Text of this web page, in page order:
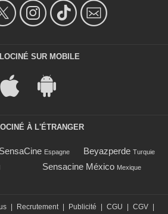
SUR MOBILE
À L'ÉTRANGER
SensaCine Espagne Beyazperde Turquie
Sensacine México Mexique
Recrutement Publicité CGU CGV